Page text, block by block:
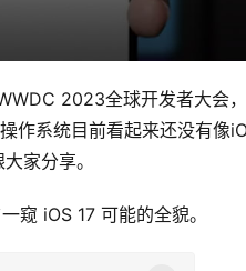
2023全球开发者大会
作系统目前看起来还没有
家分享。
窥 iOS 17 可能的全貌。